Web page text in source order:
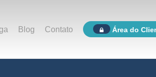
Blog Contato Área do